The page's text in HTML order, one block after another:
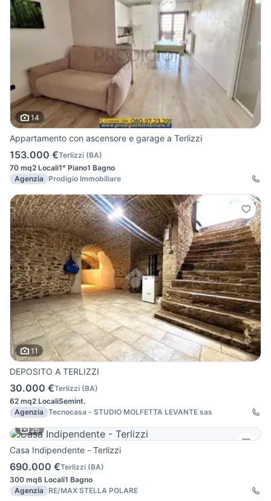
14
Appartamento con ascensore e garage a Terlizzi
153.000 €Terlizzi (BA)
70 mq2 Locali1° Piano1 Bagno
Agenzia
Prodigio Immobiliare
11
DEPOSITO A TERLIZZI
30.000 €Terlizzi (BA)
62 mq2 LocaliSemint.
Agenzia Tecnocasa - STUDIO MOLFETTA LEVANTE sas
26
Casa Indipendente - Terlizzi
690.000 €Terlizzi (BA)
300 mq6 Locali1 Bagno
Agenzia
RE/MAX STELLA POLARE